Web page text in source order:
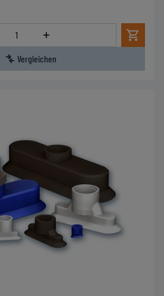
Menge
Vergleichen